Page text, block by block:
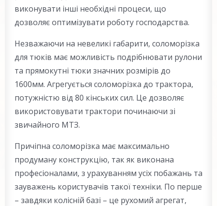
виконувати інші необхідні процеси, що
дозволяє оптимізувати роботу господарства.
Незважаючи на невеликі габарити, соломорізка
для тюків має можливість подрібнювати рулони
та прямокутні тюки значних розмірів до
1600мм. Агрегується соломорізка до трактора,
потужністю від 80 кінських сил. Це дозволяє
використовувати трактори починаючи зі
звичайного МТЗ.
Причіпна соломорізка має максимально
продуману конструкцію, так як виконана
професіоналами, з урахуванням усіх побажань та
зауважень користувачів такої техніки. По перше
– завдяки колісній базі – це рухомий агрегат,